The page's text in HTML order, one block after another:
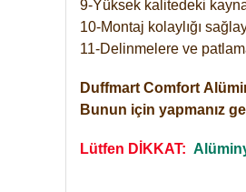
9-Yüksek kalitedeki
10-Montaj kolaylığı
11-Delinmelere ve
Duffmart Comfort
Bunun için yapmanız
Lütfen DİKKAT: